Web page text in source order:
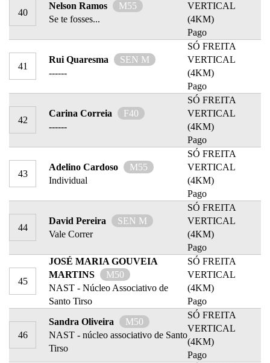
40
Nelson Ramos
M55
Se te fosses...
VERTICAL
(4KM)
Pago
41
Rui Quaresma
SEN M
------
SÓ FREITA
VERTICAL
(4KM)
Pago
42
Carina Correia
F40
------
SÓ FREITA
VERTICAL
(4KM)
Pago
43
Adelino Cardoso
M55
Individual
SÓ FREITA
VERTICAL
(4KM)
Pago
44
David Pereira
SEN M
Vale Correr
SÓ FREITA
VERTICAL
(4KM)
Pago
45
JOSÉ MARIA GOUVEIA
MARTINS
M50
NAST - Núcleo Associativo de
Santo Tirso
SÓ FREITA
VERTICAL
(4KM)
Pago
46
Sandra Oliveira
M50
NAST - núcleo associativo de Santo
Tirso
SÓ FREITA
VERTICAL
(4KM)
Pago